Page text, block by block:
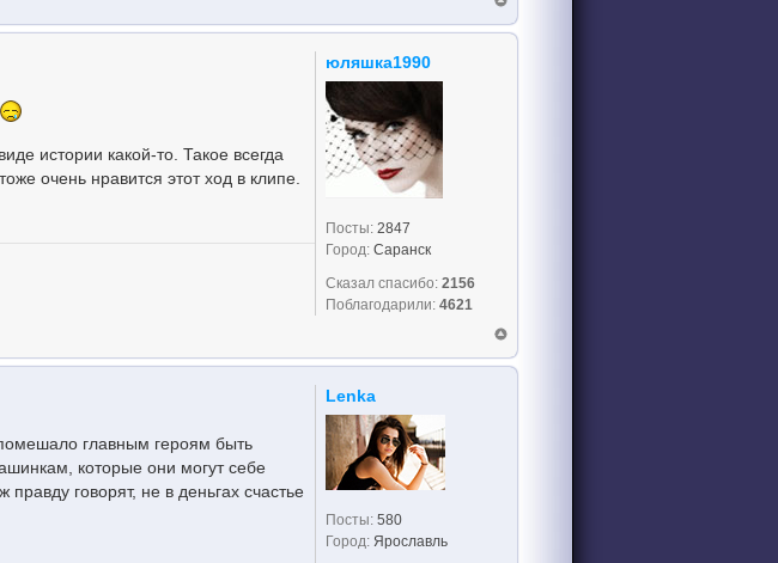
истории какой-то. Такое всегда
очень нравится этот ход в клипе.
юляшка1990
Посты: 2847
Город: Саранск
Сказал спасибо: 2156
Поблагодарили: 4621
главным героям быть
которые они могут себе
говорят, не в деньгах счастье
Lenka
Посты: 580
Город: Ярославль